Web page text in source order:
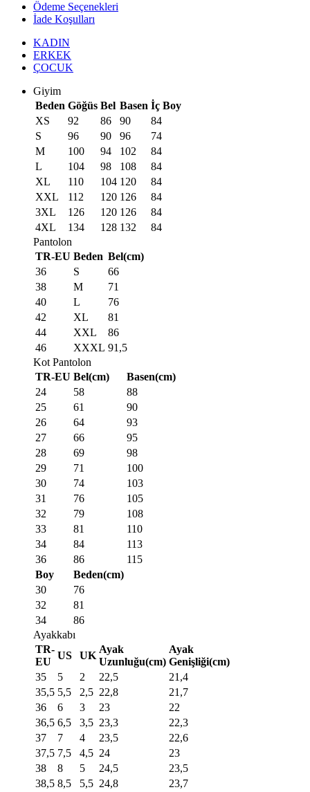
Ödeme Seçenekleri
İade Koşulları
KADIN
ERKEK
ÇOCUK
Giyim
Beden Göğüs Bel Basen İç Boy
XS
92 86 90
84
S
96 90 96
74
M
100 94 102
84
L
104 98 108
84
XL
110 104 120
84
XXL
112 120 126
84
3XL
126 120 126
84
4XL
134 128 132
84
Pantolon
TR-EU Beden Bel(cm)
36
S
66
38
M
71
40
L
76
42
XL
81
44
XXL
86
46
XXXL 91,5
Kot Pantolon
TR-EU Bel(cm)
Basen(cm)
24
58
88
25
61
90
26
64
93
27
66
95
28
69
98
29
71
100
30
74
103
31
76
105
32
79
108
33
81
110
34
84
113
36
86
115
Boy
Beden(cm)
30
76
32
81
34
86
Ayakkabı
TR-
EU
US UK
Ayak
Uzunluğu(cm)
Ayak
Genişliği(cm)
35
5 2 22,5
21,4
35,5 5,5 2,5 22,8
21,7
36
6 3 23
22
36,5 6,5 3,5 23,3
22,3
37
7 4 23,5
22,6
37,5 7,5 4,5 24
23
38
8 5 24,5
23,5
38,5 8,5 5,5 24,8
23,7